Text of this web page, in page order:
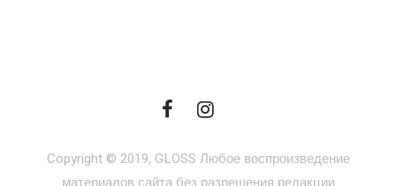
Copyright © 2019, GLOSS Любое воспроизведение